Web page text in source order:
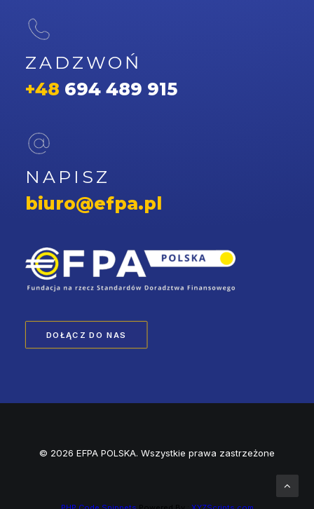
DOŁĄCZ DO NAS
ZADZWOŃ
+48 694 489 915
NAPISZ
biuro@efpa.pl
© 2026 EFPA POLSKA. Wszystkie prawa zastrzeżone